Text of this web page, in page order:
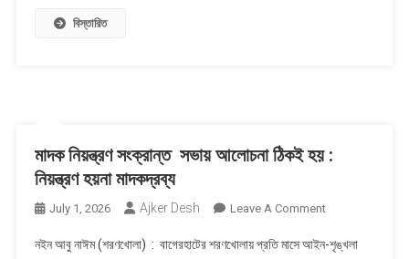
বিস্তারিত
মাদক নিয়ন্ত্রণ সংক্রান্ত সভায় আলোচনা ঠিকই হয় :
নিয়ন্ত্রণ হয়না মাদকদ্রব্য
July 1, 2026 Ajker Desh Leave A CommentOn
নিয়ন্ত্রণ
নইন আবু নাঈম (শরণখোলা) : বাগেরহাটের শরণখোলায় প্রতি মাসে আইন-শৃঙ্খলা